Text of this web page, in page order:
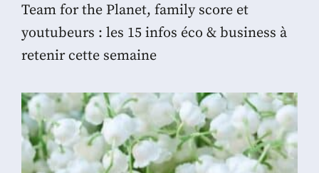
Team for the Planet, family score et
youtubeurs : les 15 infos éco & business à
retenir cette semaine